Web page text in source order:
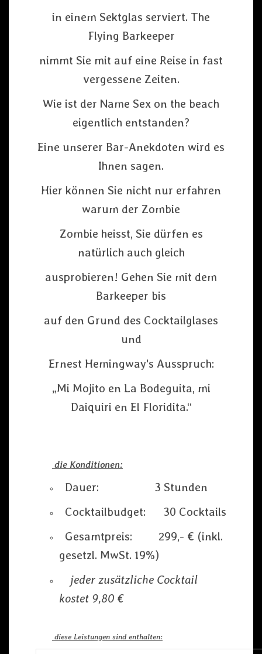
in einem Sektglas serviert. The
Flying Barkeeper
nimmt Sie mit auf eine Reise in fast
vergessene Zeiten.
Wie ist der Name Sex on the beach
eigentlich entstanden?
Eine unserer Bar-Anekdoten wird es
Ihnen sagen.
Hier können Sie nicht nur erfahren
warum der Zombie
Zombie heisst, Sie dürfen es
natürlich auch gleich
ausprobieren! Gehen Sie mit dem
Barkeeper bis
auf den Grund des Cocktailglases
und
Ernest Hemingway's Ausspruch:
„Mi Mojito en La Bodeguita, mi
Daiquiri en El Floridita.“
die Konditionen:
Dauer: 3 Stunden
Cocktailbudget: 30 Cocktails
Gesamtpreis: 299,- € (inkl.
gesetzl. MwSt. 19%)
jeder zusätzliche Cocktail
kostet 9,80 €
diese Leistungen sind enthalten: